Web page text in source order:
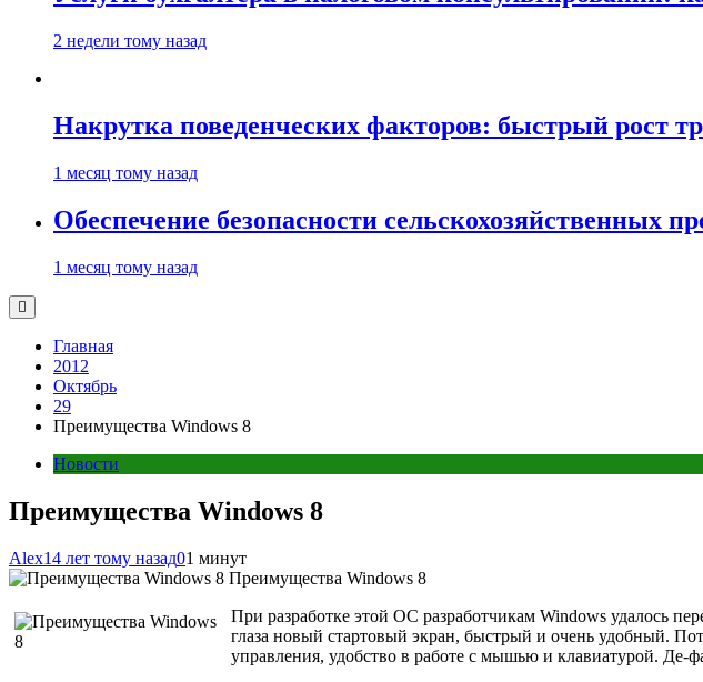
2 недели тому назад
Накрутка поведенческих факторов: быстрый рост
1 месяц тому назад
Обеспечение безопасности сельскохозяйственных
1 месяц тому назад
Главная
2012
Октябрь
29
Преимущества Windows 8
Новости
Преимущества Windows 8
Alex14 лет тому назад01 минут
Преимущества Windows 8
При разработке этой ОС разработчикам Windows удалось
глаза новый стартовый экран, быстрый и очень удобный.
управления, удобство в работе с мышью и клавиатурой. Де-